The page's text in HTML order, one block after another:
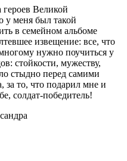
героев Великой
у меня был такой
в семейном альбоме
извещение: все, что
нужно поучиться у
стойкости, мужеству,
стыдно перед самими
за то, что подарил мне и
солдат-победитель!